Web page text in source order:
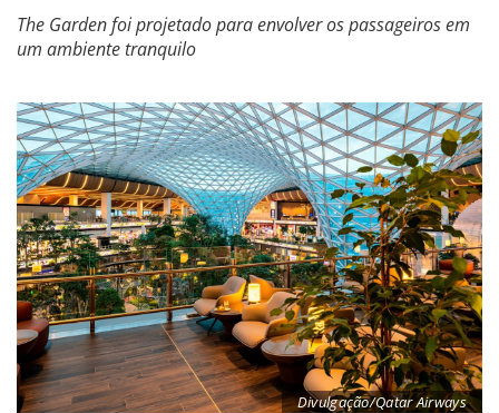
The Garden foi projetado para envolver os passageiros em
um ambiente tranquilo
Divulgação/Qatar Airways